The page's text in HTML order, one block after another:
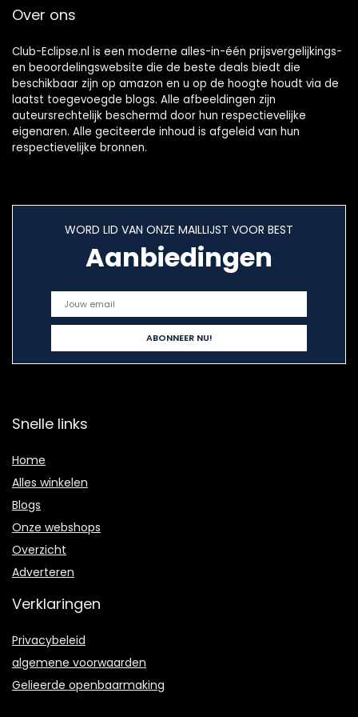
Blue Yeti en
Over ons
Club-Eclipse.nl is een moderne alles-in-één prijsvergelijkings-
en beoordelingswebsite die de beste deals biedt die
beschikbaar zijn op amazon en u op de hoogte houdt via de
laatst toegevoegde blogs. Alle afbeeldingen zijn
auteursrechtelijk beschermd door hun respectievelijke
eigenaren. Alle geciteerde inhoud is afgeleid van hun
respectievelijke bronnen.
WORD LID VAN ONZE MAILLIJST VOOR BEST
Aanbiedingen
Snelle links
Home
Alles winkelen
Blogs
Onze webshops
Overzicht
Adverteren
Verklaringen
Privacybeleid
algemene voorwaarden
Gelieerde openbaarmaking